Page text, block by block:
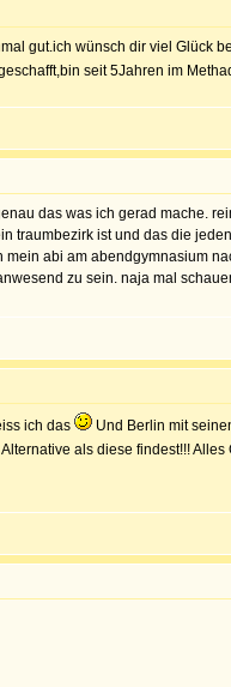
gut.ich wünsch dir viel Glück
seit 5Jahren im
das was ich gerad mache.
ist und das die
abi am abendgymnasium
zu sein. naja mal
ich das
Und Berlin mit
als diese findest!!!